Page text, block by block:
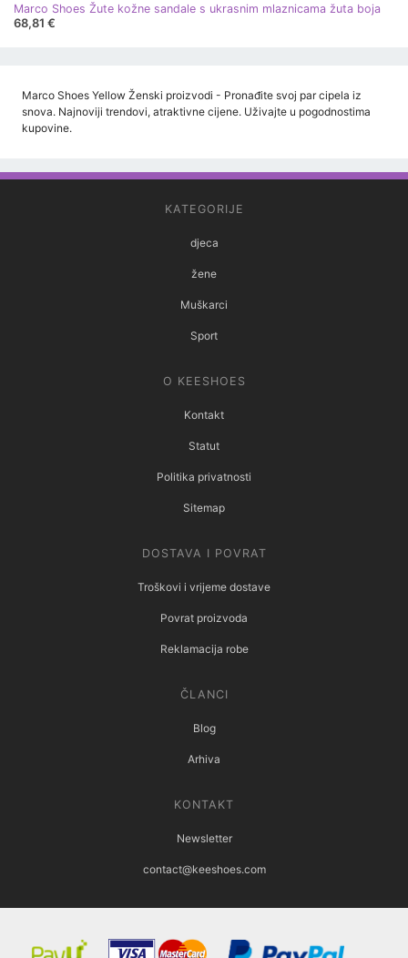
Marco Shoes Žute kožne sandale s ukrasnim mlaznicama žuta boja
68,81 €
Marco Shoes Yellow Ženski proizvodi - Pronađite svoj par cipela iz
snova. Najnoviji trendovi, atraktivne cijene. Uživajte u pogodnostima
kupovine.
KATEGORIJE
djeca
žene
Muškarci
Sport
O KEESHOES
Kontakt
Statut
Politika privatnosti
Sitemap
DOSTAVA I POVRAT
Troškovi i vrijeme dostave
Povrat proizvoda
Reklamacija robe
ČLANCI
Blog
Arhiva
KONTAKT
Newsletter
contact@keeshoes.com